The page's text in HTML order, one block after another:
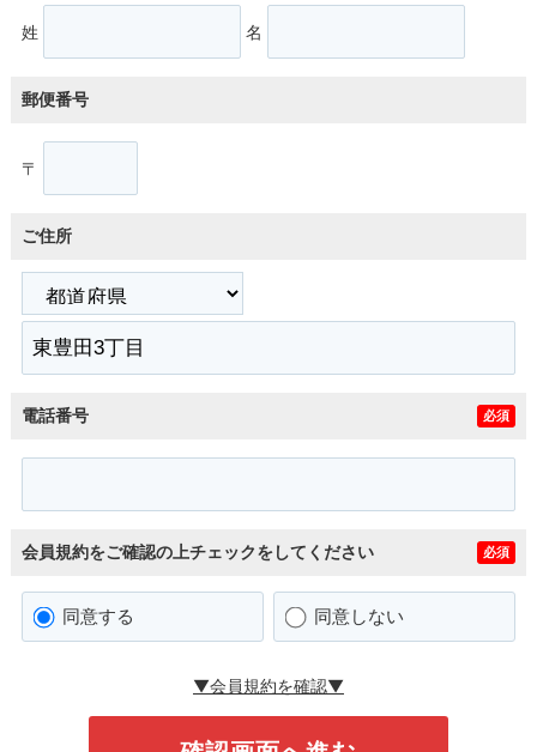
姓 名
郵便番号
〒
ご住所
電話番号 必須
会員規約をご確認の上チェックをしてください 必須
同意する 同意しない
▼会員規約を確認▼